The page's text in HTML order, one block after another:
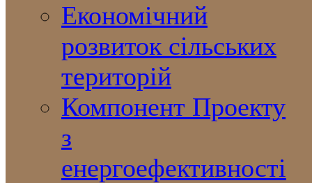
Економічний
розвиток сільських
територій
Компонент Проекту
з
енергоефективності